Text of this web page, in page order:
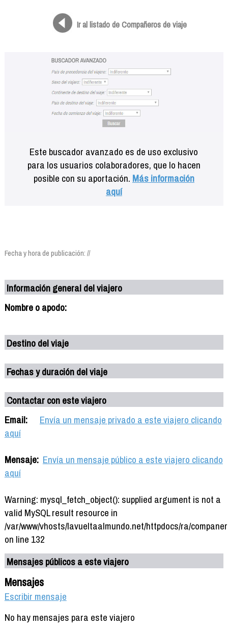
Ir al listado de Compañeros de viaje
Este buscador avanzado es de uso exclusivo
para los usuarios colaboradores, que lo hacen
posible con su aportación. Más información
aquí
Fecha y hora de publicación: //
Información general del viajero
Nombre o apodo:
Destino del viaje
Fechas y duración del viaje
Contactar con este viajero
Email:
Envía un mensaje privado a este viajero clicando
aquí
Mensaje: Envía un mensaje público a este viajero clicando
aquí
Warning: mysql_fetch_object(): supplied argument is not a
valid MySQL result resource in
/var/www/vhosts/lavueltaalmundo.net/httpdocs/ra/
on line 132
Mensajes públicos a este viajero
Mensajes
Escribir mensaje
No hay mensajes para este viajero